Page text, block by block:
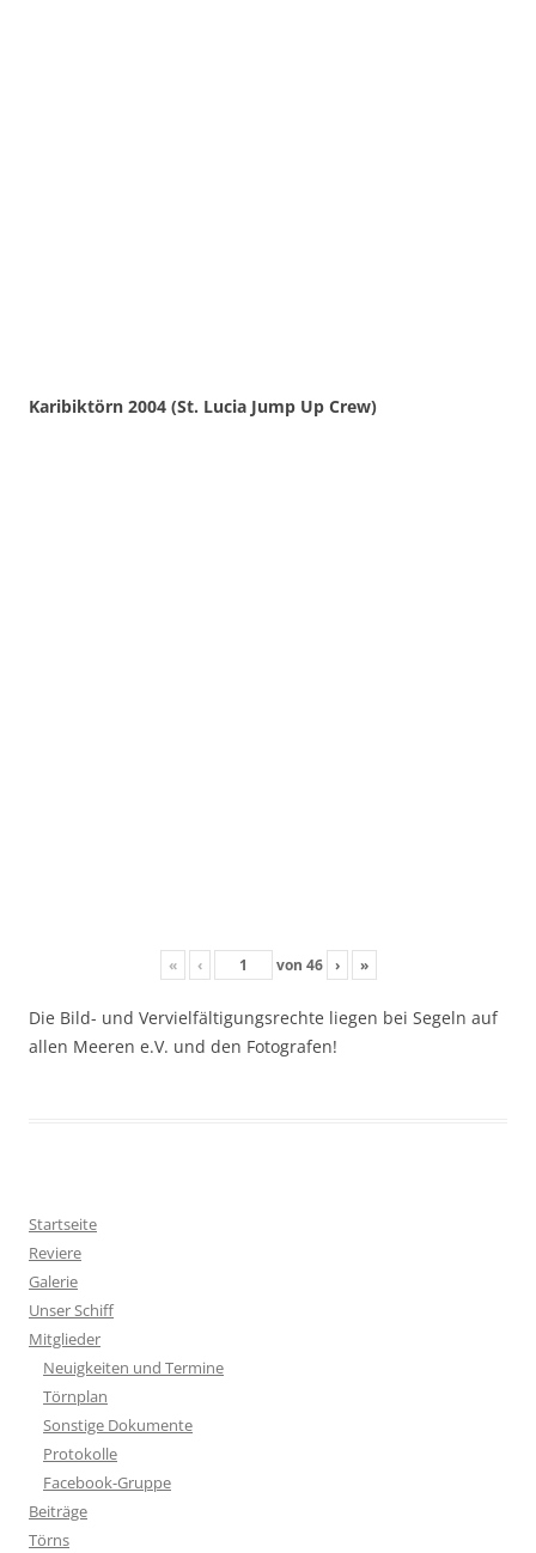
Karibiktörn 2004 (St. Lucia Jump Up Crew)
« ‹ von 46 › »
Die Bild- und Vervielfältigungsrechte liegen bei Segeln auf
allen Meeren e.V. und den Fotografen!
Startseite
Reviere
Galerie
Unser Schiff
Mitglieder
Neuigkeiten und Termine
Törnplan
Sonstige Dokumente
Protokolle
Facebook-Gruppe
Beiträge
Törns